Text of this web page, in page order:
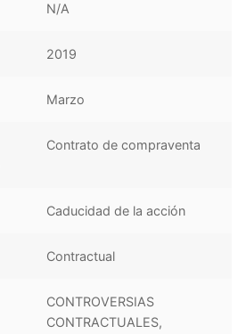
N/A
2019
Marzo
Contrato de compraventa
Caducidad de la acción
Contractual
CONTROVERSIAS
CONTRACTUALES,